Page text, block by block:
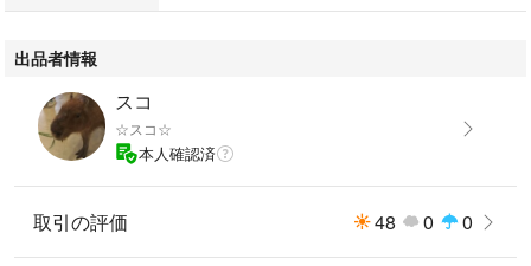
出品者情報
スコ
☆スコ☆
本人確認済
取引の評価 48 0 0